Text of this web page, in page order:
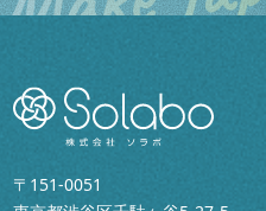
〒151-0051